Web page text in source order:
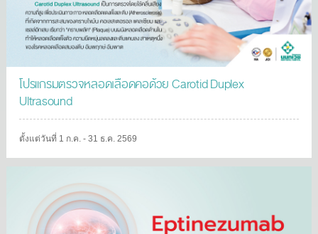
โปรแกรมตรวจหลอดเลือดคอด้วย Carotid Duplex
Ultrasound
ตั้งแต่วันที่ 1 ก.ค. - 31 ธ.ค. 2569